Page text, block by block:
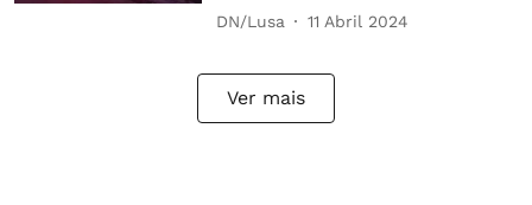
DN/Lusa 11 Abril 2024
Ver mais